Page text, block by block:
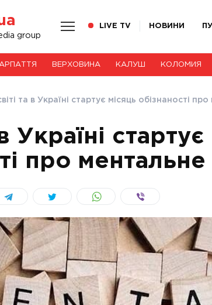
group
LIVE TV НОВИНИ
ВЕРХОВИНА КАЛУШ КОЛОМИЯ
та в Україні стартує місяць обізнаності
Україні
про ментальне